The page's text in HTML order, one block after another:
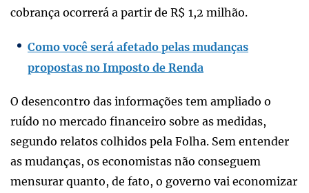
cobrança ocorrerá a partir de R$ 1,2 milhão.
Como você será afetado pelas mudanças
propostas no Imposto de Renda
O desencontro das informações tem ampliado o
ruído no mercado financeiro sobre as medidas,
segundo relatos colhidos pela Folha. Sem entender
as mudanças, os economistas não conseguem
mensurar quanto, de fato, o governo vai economizar